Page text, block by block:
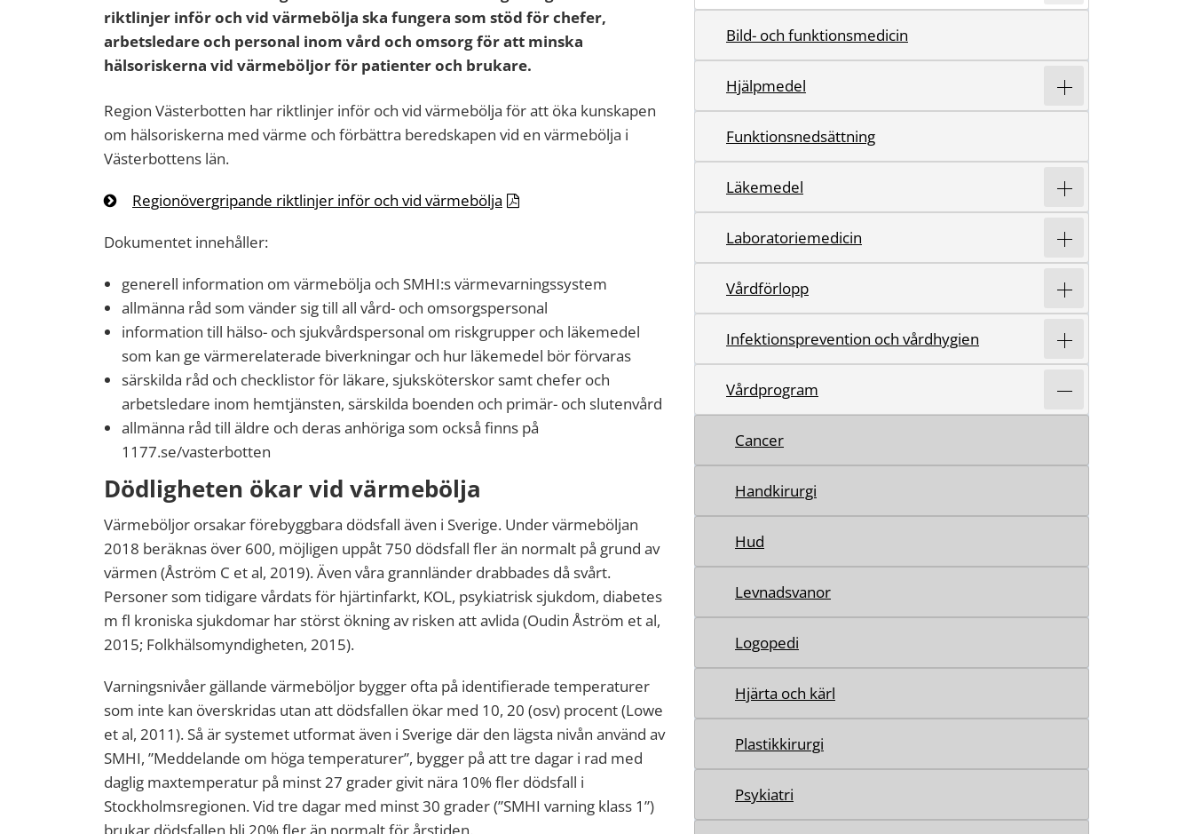
riktlinjer inför och vid värmebölja ska fungera som stöd för chefer,
arbetsledare och personal inom vård och omsorg för att minska
hälsoriskerna vid värmeböljor för patienter och brukare.
Region Västerbotten har riktlinjer inför och vid värmebölja för att öka kunskapen
om hälsoriskerna med värme och förbättra beredskapen vid en värmebölja i
Västerbottens län.
Regionövergripande riktlinjer inför och vid värmebölja
Dokumentet innehåller:
generell information om värmebölja och SMHI:s värmevarningssystem
allmänna råd som vänder sig till all vård- och omsorgspersonal
information till hälso- och sjukvårdspersonal om riskgrupper och läkemedel
som kan ge värmerelaterade biverkningar och hur läkemedel bör förvaras
särskilda råd och checklistor för läkare, sjuksköterskor samt chefer och
arbetsledare inom hemtjänsten, särskilda boenden och primär- och slutenvård
allmänna råd till äldre och deras anhöriga som också finns på
1177.se/vasterbotten
Dödligheten ökar vid värmebölja
Värmeböljor orsakar förebyggbara dödsfall även i Sverige. Under värmeböljan
2018 beräknas över 600, möjligen uppåt 750 dödsfall fler än normalt på grund av
värmen (Åström C et al, 2019). Även våra grannländer drabbades då svårt.
Personer som tidigare vårdats för hjärtinfarkt, KOL, psykiatrisk sjukdom, diabetes
m fl kroniska sjukdomar har störst ökning av risken att avlida (Oudin Åström et al,
2015; Folkhälsomyndigheten, 2015).
Varningsnivåer gällande värmeböljor bygger ofta på identifierade temperaturer
som inte kan överskridas utan att dödsfallen ökar med 10, 20 (osv) procent (Lowe
et al, 2011). Så är systemet utformat även i Sverige där den lägsta nivån använd av
SMHI, ”Meddelande om höga temperaturer”, bygger på att tre dagar i rad med
daglig maxtemperatur på minst 27 grader givit nära 10% fler dödsfall i
Stockholmsregionen. Vid tre dagar med minst 30 grader (”SMHI varning klass 1”)
Bild- och funktionsmedicin
Hjälpmedel
Funktionsnedsättning
Läkemedel
Laboratoriemedicin
Vårdförlopp
Infektionsprevention och vårdhygien
Vårdprogram
Cancer
Handkirurgi
Hud
Levnadsvanor
Logopedi
Hjärta och kärl
Plastikkirurgi
Psykiatri